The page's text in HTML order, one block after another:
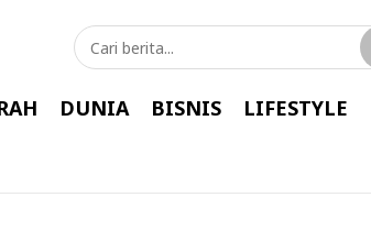
DUNIA BISNIS LIFESTYLE